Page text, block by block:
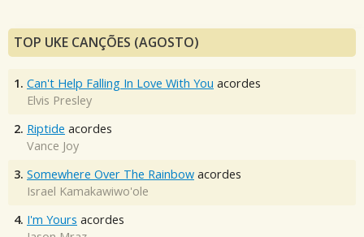
TOP UKE CANÇÕES (AGOSTO)
1. Can't Help Falling In Love With You acordes
Elvis Presley
2. Riptide acordes
Vance Joy
3. Somewhere Over The Rainbow acordes
Israel Kamakawiwo'ole
4. I'm Yours acordes